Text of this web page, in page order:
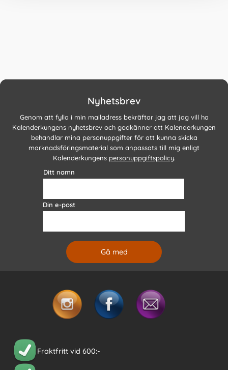
Nyhetsbrev
Genom att fylla i min mailadress bekräftar jag att jag vill ha
Kalenderkungens nyhetsbrev och godkänner att Kalenderkungen
behandlar mina personuppgifter för att kunna skicka
marknadsföringsmaterial som anpassats till mig enligt
Kalenderkungens personuppgiftspolicy.
Ditt namn
Din e-post
Fraktfritt vid 600:-